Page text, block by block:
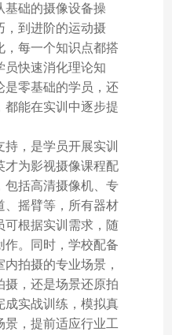
基础的摄像设备操
，到进阶的运动摄
，每一个知识点都搭
员快速消化理论知
是零基础的学员，还
都能在实训中逐步提
，是学员开展实训
才为影视摄像课程配
包括高清摄像机、专
、摇臂等，所有器材
可根据实训需求，随
作。同时，学校配备
拍摄的专业场景，
摄，还是场景还原拍
成实战训练，模拟真
景，提前适应行业工